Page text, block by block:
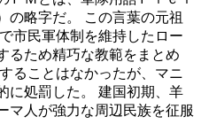
略字だ。 この言葉の元祖
市民軍体制を維持したロー
るため精巧な教範をまとめ
ることはなかったが、マニ
に処罰した。 建国初期、羊
マ人が強力な周辺民族を征服